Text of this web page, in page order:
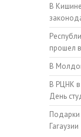
В
прошел
В
В РЦНК в
День
Подарки
Гагаузии